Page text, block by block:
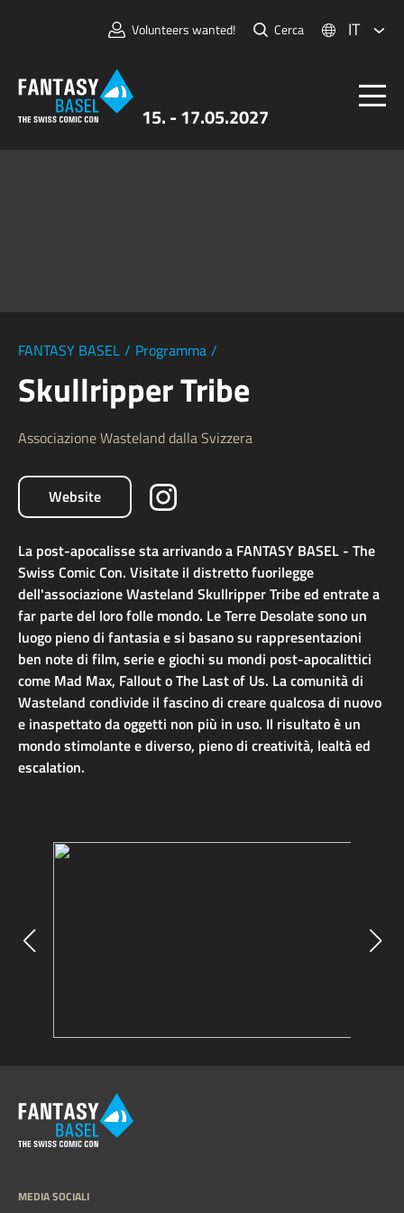
15. - 17.05.2027
Volunteers wanted! Cerca IT
FANTASY BASEL / Programma /
Skullripper Tribe
Associazione Wasteland dalla Svizzera
Website
La post-apocalisse sta arrivando a FANTASY BASEL - The
Swiss Comic Con. Visitate il distretto fuorilegge
dell'associazione Wasteland Skullripper Tribe ed entrate a
far parte del loro folle mondo. Le Terre Desolate sono un
luogo pieno di fantasia e si basano su rappresentazioni
ben note di film, serie e giochi su mondi post-apocalittici
come Mad Max, Fallout o The Last of Us. La comunità di
Wasteland condivide il fascino di creare qualcosa di nuovo
e inaspettato da oggetti non più in uso. Il risultato è un
mondo stimolante e diverso, pieno di creatività, lealtà ed
escalation.
MEDIA SOCIALI